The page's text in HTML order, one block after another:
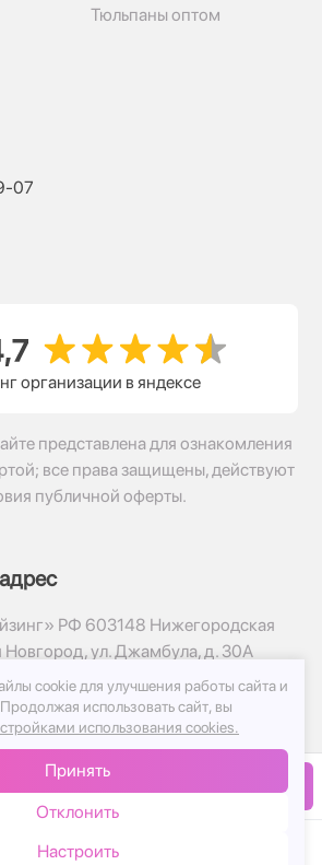
В корзину
Тюльпаны оптом
07
организации в яндексе
представлена для ознакомления
все права защищены, действуют
публичной оферты.
РФ 603148 Нижегородская
Новгород, ул. Джамбула, д. 30А
Цветов 24.ру
cookie для улучшения работы сайта и
Продолжая использовать сайт, вы
использования cookies.
Принять
Отклонить
Настроить